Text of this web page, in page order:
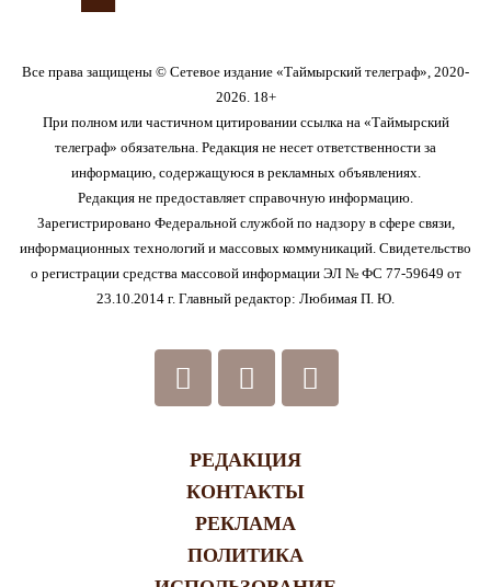
Все права защищены © Сетевое издание «Таймырский телеграф», 2020-
2026. 18+
При полном или частичном цитировании ссылка на «Таймырский
телеграф» обязательна. Редакция не несет ответственности за
информацию, содержащуюся в рекламных объявлениях.
Редакция не предоставляет справочную информацию.
Зарегистрировано Федеральной службой по надзору в сфере связи,
информационных технологий и массовых коммуникаций. Свидетельство
о регистрации средства массовой информации ЭЛ № ФС 77-59649 от
23.10.2014 г. Главный редактор: Любимая П. Ю.
РЕДАКЦИЯ
КОНТАКТЫ
РЕКЛАМА
ПОЛИТИКА